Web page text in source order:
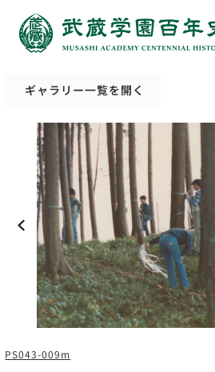
ギャラリー一覧を開く
PS043-009m